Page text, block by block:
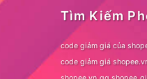
Tìm Kiếm
code giảm giá của
code giảm giá